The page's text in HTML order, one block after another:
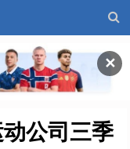
✕
公司三季